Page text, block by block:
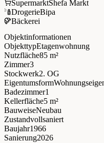
SupermarktShefa Markt
DrogerieBipa
Bäckerei
Objektinformationen
ObjekttypEtagenwohnung
Nutzfläche85 m²
Zimmer3
Stockwerk2. OG
Eigentumsform
Badezimmer1
Kellerfläche5 m²
BauweiseNeubau
Zustandvollsaniert
Baujahr1966
Sanierung2026